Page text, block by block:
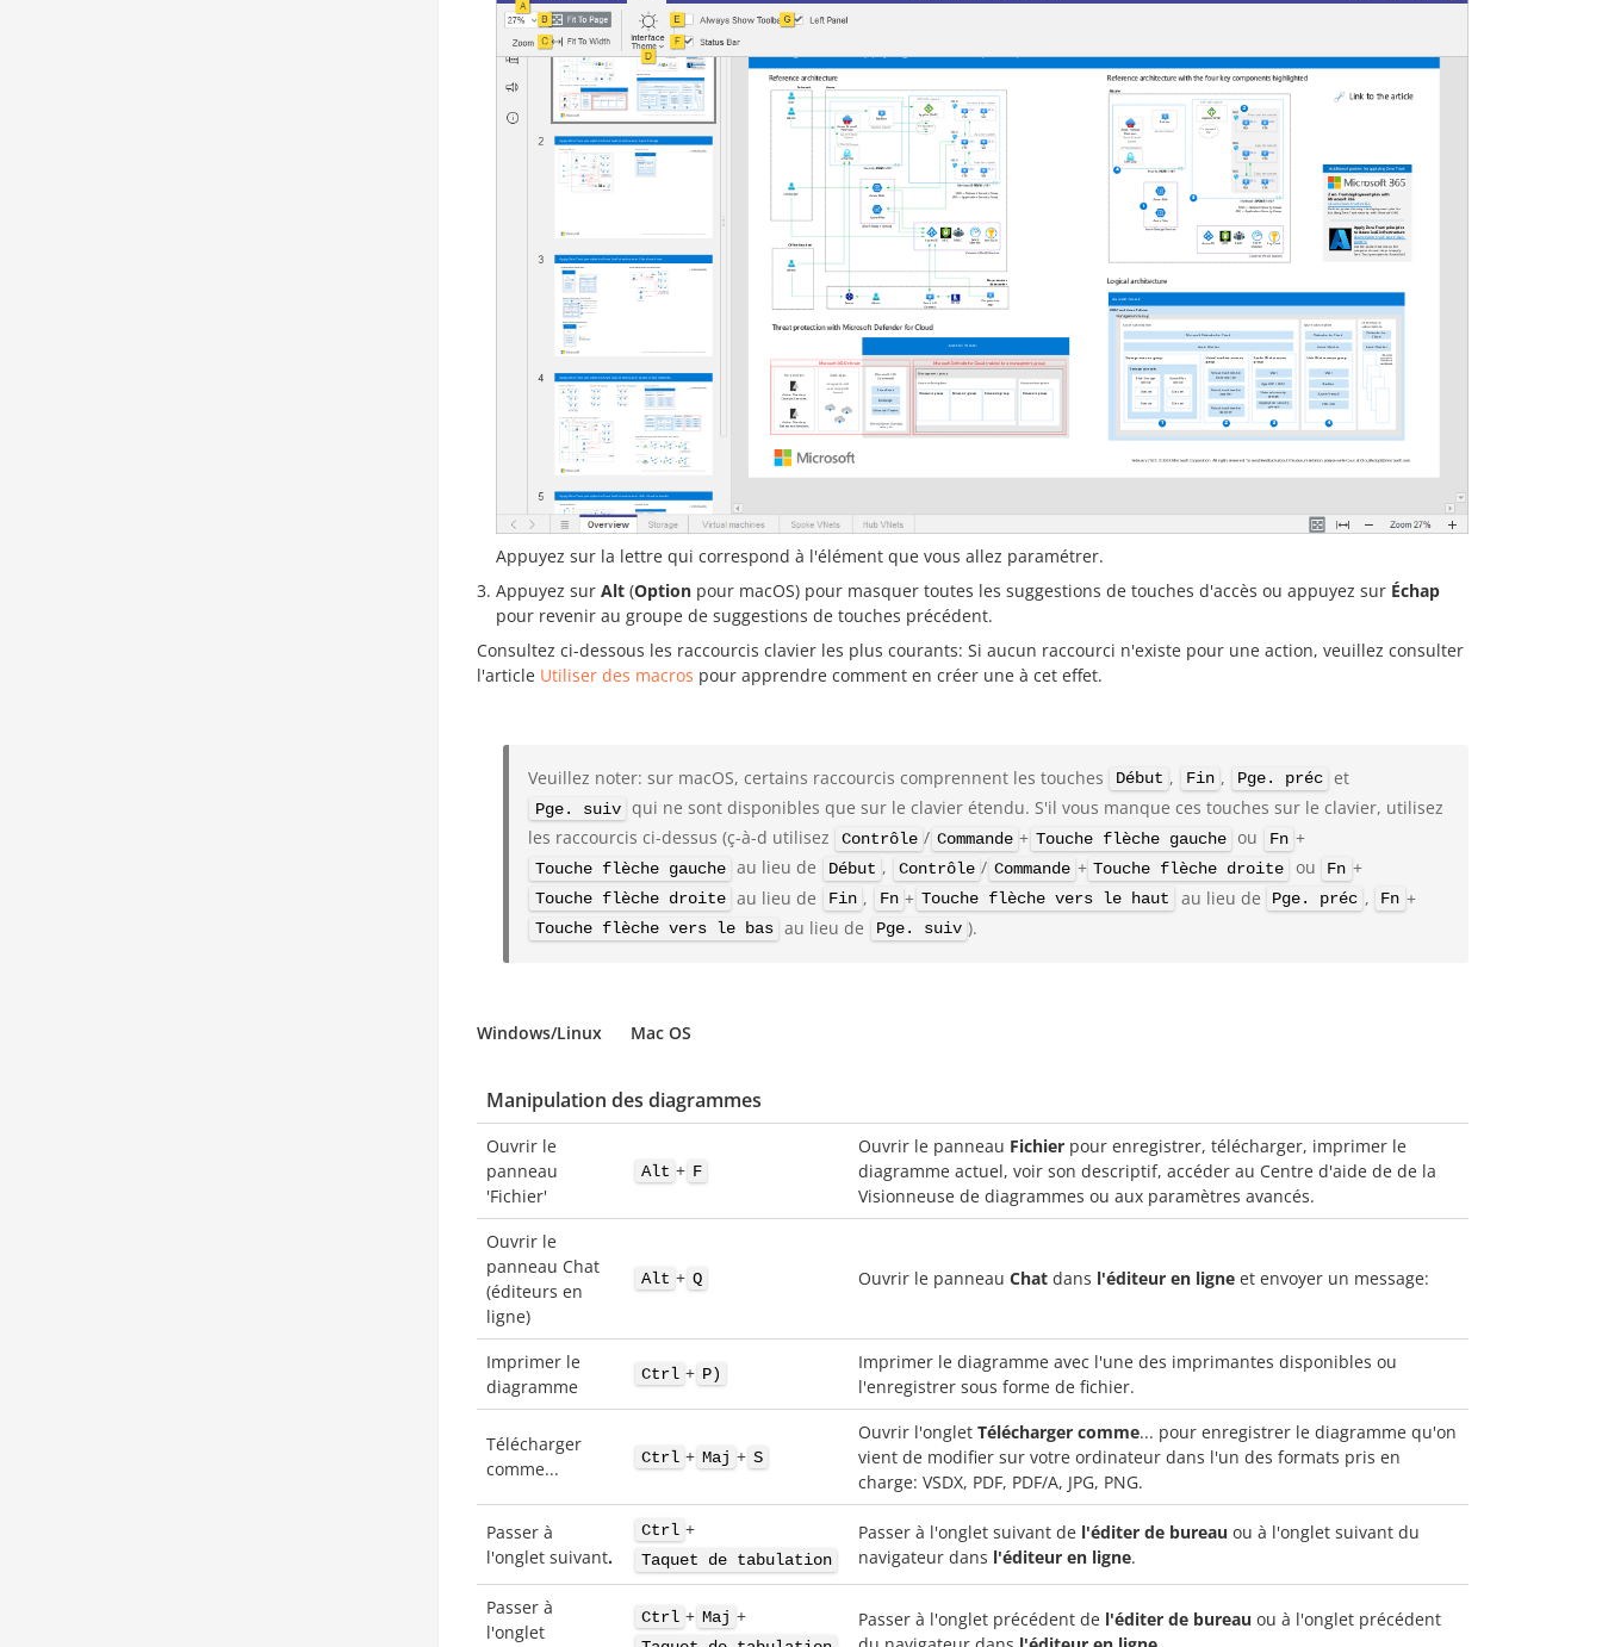
Appuyez sur la lettre qui correspond à l'élément que vous allez paramétrer.
Appuyez sur Alt (Option pour macOS) pour masquer toutes les suggestions de touches d'accès ou appuyez sur Échap
pour revenir au groupe de suggestions de touches précédent.
Consultez ci-dessous les raccourcis clavier les plus courants: Si aucun raccourci n'existe pour une action, veuillez consulter
l'article Utiliser des macros pour apprendre comment en créer une à cet effet.
Veuillez noter: sur macOS, certains raccourcis comprennent les touches Début , Fin , Pge. préc et
Pge. suiv qui ne sont disponibles que sur le clavier étendu. S'il vous manque ces touches sur le clavier, utilisez
les raccourcis ci-dessus (ç-à-d utilisez
Contrôle / Commande + Touche flèche gauche ou Fn +
Touche flèche gauche au lieu de Début , Contrôle / Commande + Touche flèche droite ou Fn +
Touche flèche droite au lieu de Fin , Fn + Touche flèche vers le haut au lieu de Pge. préc , Fn +
Touche flèche vers le bas au lieu de Pge. suiv ).
Windows/Linux Mac OS
Manipulation des diagrammes
Ouvrir le
panneau
'Fichier'
Alt + F
Ouvrir le panneau Fichier pour enregistrer, télécharger, imprimer le
diagramme actuel, voir son descriptif, accéder au Centre d'aide de de la
Visionneuse de diagrammes ou aux paramètres avancés.
Ouvrir le
panneau Chat
(éditeurs en
ligne)
Alt + Q Ouvrir le panneau Chat dans l'éditeur en ligne et envoyer un message:
Imprimer le
diagramme
Ctrl + P)
Imprimer le diagramme avec l'une des imprimantes disponibles ou
l'enregistrer sous forme de fichier.
Télécharger
comme...
Ctrl + Maj + S
Ouvrir l'onglet Télécharger comme... pour enregistrer le diagramme qu'on
vient de modifier sur votre ordinateur dans l'un des formats pris en
charge: VSDX, PDF, PDF/A, JPG, PNG.
Passer à
l'onglet suivant.
Ctrl +
Taquet de tabulation
Passer à l'onglet suivant de l'éditer de bureau ou à l'onglet suivant du
navigateur dans l'éditeur en ligne.
Passer à
l'onglet
Ctrl + Maj + Passer à l'onglet précédent de l'éditer de bureau ou à l'onglet précédent